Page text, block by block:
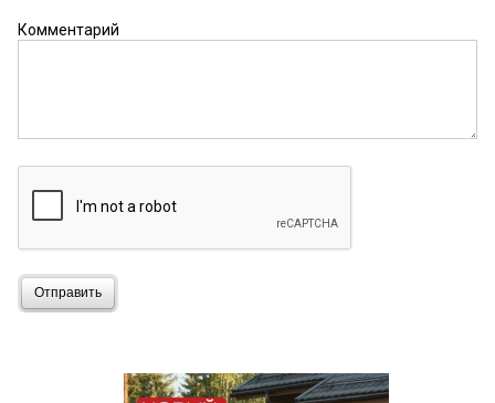
Комментарий
Отправить